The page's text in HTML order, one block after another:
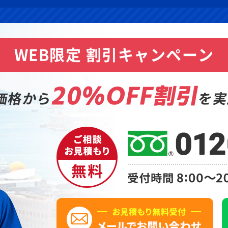
WEB限定 割引キャンペーン
格から20%OFF割引を